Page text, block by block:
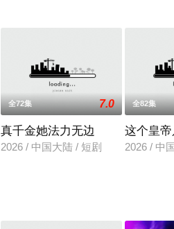
全72集 7.0
真千金她法力无边
2026 / 中国大陆 / 短剧
全82集
这个皇
2026 / 中